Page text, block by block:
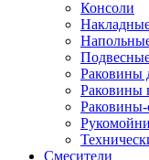
Консоли
Раковины
Раковины
Смесители